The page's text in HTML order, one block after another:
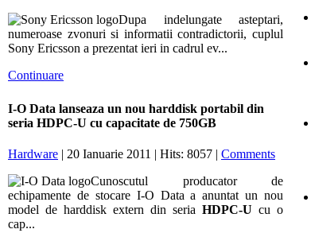
Dupa indelungate asteptari,
numeroase zvonuri si informatii contradictorii, cuplul
Sony Ericsson a prezentat ieri in cadrul ev...
Continuare
I-O Data lanseaza un nou harddisk portabil din
seria HDPC-U cu capacitate de 750GB
Hardware | 20 Ianuarie 2011 | Hits: 8057 | Comments
Cunoscutul producator de
echipamente de stocare I-O Data a anuntat un nou
model de harddisk extern din seria HDPC-U cu o
cap...